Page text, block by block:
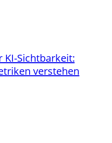
KI-Sichtbarkeit:
verstehen